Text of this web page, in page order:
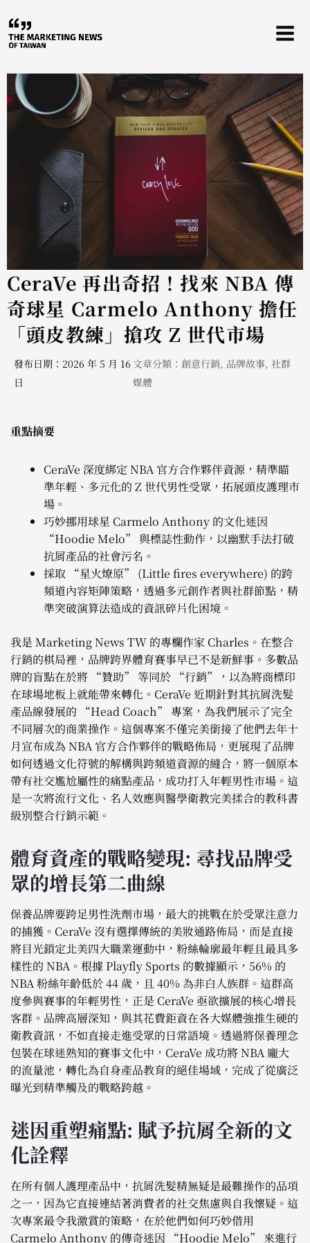
至
主
容
CeraVe 再出奇招！找來 NBA 傳
奇球星 Carmelo Anthony 擔任
「頭皮教練」搶攻 Z 世代市場
發布日期：2026 年 5 月 16
日
文章分類：創意行銷, 品牌故事,社群
媒體
重點摘要
CeraVe 深度綁定 NBA 官方合作夥伴資源，精準瞄
準年輕、多元化的 Z 世代男性受眾，拓展頭皮護理市
場。
巧妙挪用球星 Carmelo Anthony 的文化迷因
“Hoodie Melo” 與標誌性動作，以幽默手法打破
抗屑產品的社會污名。
採取 “星火燎原” (Little fires everywhere) 的跨
頻道內容矩陣策略，透過多元創作者與社群節點，精
準突破演算法造成的資訊碎片化困境。
我是 Marketing News TW 的專欄作家 Charles。在整合
行銷的棋局裡，品牌跨界體育賽事早已不是新鮮事。多數品
牌的盲點在於將 “贊助” 等同於 “行銷”，以為將商標印
在球場地板上就能帶來轉化。CeraVe 近期針對其抗屑洗髮
產品線發展的 “Head Coach” 專案，為我們展示了完全
不同層次的商業操作。這個專案不僅完美銜接了他們去年十
月宣布成為 NBA 官方合作夥伴的戰略佈局，更展現了品牌
如何透過文化符號的解構與跨頻道資源的縫合，將一個原本
帶有社交尷尬屬性的痛點產品，成功打入年輕男性市場。這
是一次將流行文化、名人效應與醫學衛教完美揉合的教科書
級別整合行銷示範。
體育資產的戰略變現: 尋找品牌受
眾的增長第二曲線
保養品牌要跨足男性洗劑市場，最大的挑戰在於受眾注意力
的捕獲。CeraVe 沒有選擇傳統的美妝通路佈局，而是直接
將目光鎖定北美四大職業運動中，粉絲輪廓最年輕且最具多
樣性的 NBA。根據 Playfly Sports 的數據顯示，56% 的
NBA 粉絲年齡低於 44 歲，且 40% 為非白人族群。這群高
度參與賽事的年輕男性，正是 CeraVe 亟欲擴展的核心增長
客群。品牌高層深知，與其花費鉅資在各大媒體強推生硬的
衛教資訊，不如直接走進受眾的日常語境。透過將保養理念
包裝在球迷熟知的賽事文化中，CeraVe 成功將 NBA 龐大
的流量池，轉化為自身產品教育的絕佳場域，完成了從廣泛
曝光到精準觸及的戰略跨越。
迷因重塑痛點: 賦予抗屑全新的文
化詮釋
在所有個人護理產品中，抗屑洗髮精無疑是最難操作的品項
之一，因為它直接連結著消費者的社交焦慮與自我懷疑。這
次專案最令我激賞的策略，在於他們如何巧妙借用
Carmelo Anthony 的傳奇迷因 “Hoodie Melo” 來進行